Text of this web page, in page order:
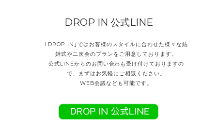
DROP IN 公式LINE
｢DROP IN｣ではお客様のスタイルに合わせた様々な結
婚式や二次会のプランをご用意しております。
公式LINEからのお問い合わも受け付けておりますの
で、
まずはお気軽にご相談ください。
WEB会議なども可能です。